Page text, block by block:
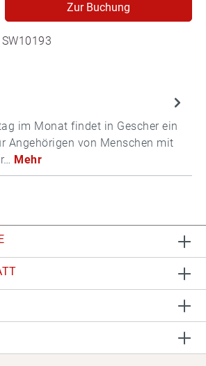
Zur Buchung
SW10193
im Monat findet in Gescher ein
Angehörigen von Menschen mit
Mehr